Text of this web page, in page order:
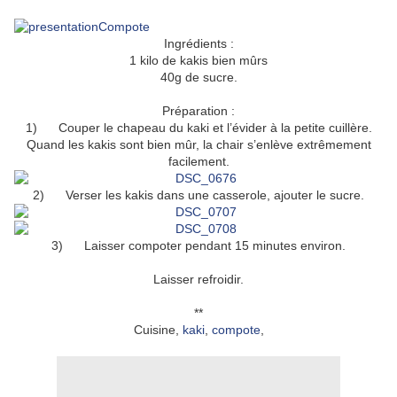
Ingrédients :
1 kilo de kakis bien mûrs
40g de sucre.
Préparation :
1) Couper le chapeau du kaki et l’évider à la petite cuillère.
Quand les kakis sont bien mûr, la chair s’enlève extrêmement
facilement.
2) Verser les kakis dans une casserole, ajouter le sucre.
3) Laisser compoter pendant 15 minutes environ.
Laisser refroidir.
**
Cuisine, kaki, compote,